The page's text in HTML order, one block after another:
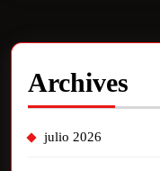
Archives
julio 2026